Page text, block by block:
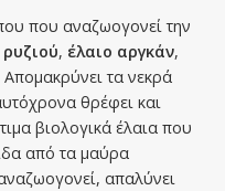
που αναζωογονεί την
, έλαιο αργκάν,
Απομακρύνει τα νεκρά
θρέφει και
βιολογικά έλαια που
από τα μαύρα
απαλύνει